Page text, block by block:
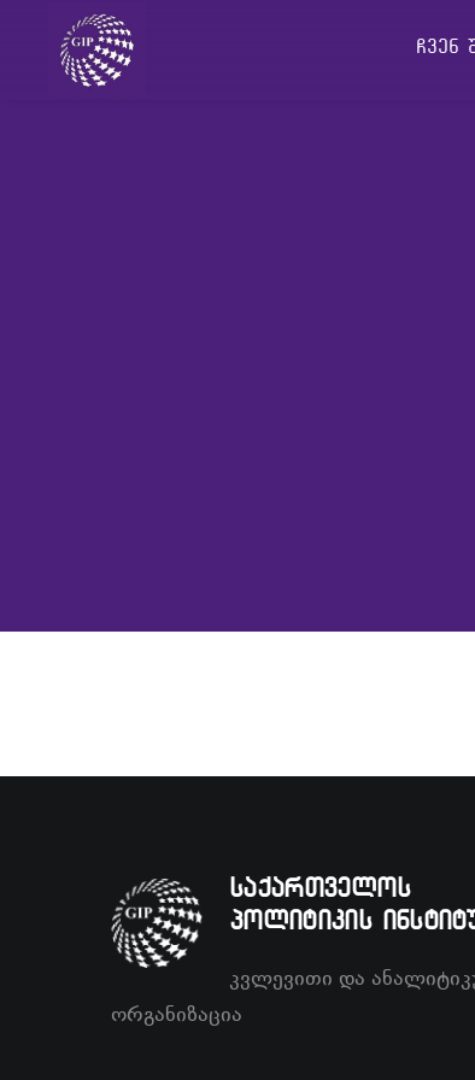
ჩვენ
საქართველოს
პოლიტიკის
კვლევითი და
ორგანიზაცია